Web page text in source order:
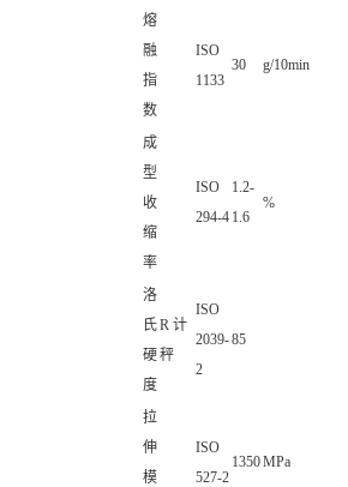
熔
融
指
数
ISO
1133
30 g/10min
成
型
收
缩
率
ISO
294-4
1.2-
1.6
%
洛
氏
硬
度
R 计
秤
ISO
2039-
2
85
拉
伸
模
ISO
527-2
1350MPa